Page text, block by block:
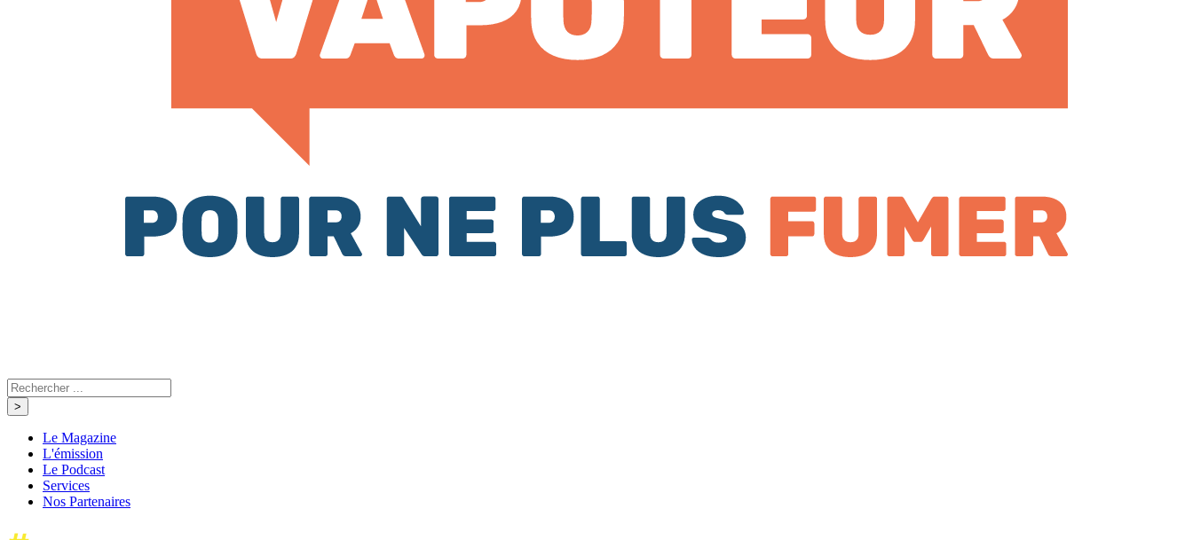
Le Magazine
L'émission
Le Podcast
Services
Nos Partenaires